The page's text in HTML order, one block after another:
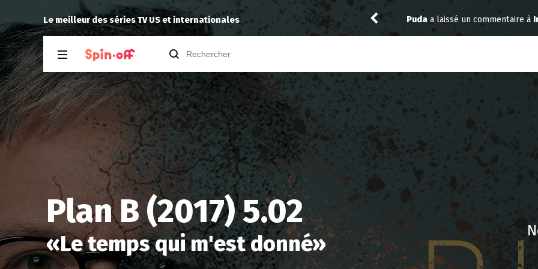
Le meilleur des séries TV US et internationales
Pudaa laissé un commentaire àIndustry 4.07 Niclooyda noté 13àX-Men ’97
Plan B (2017) 5.02
«Le temps qui m'est donné»